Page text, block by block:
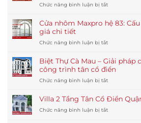
Chức năng bình luận bị tắtở
pháp
cho
trình
biển
–
Maxpro
muối
Cửa nhôm Maxpro hệ 83:
giá chi tiết
Chức năng bình luận bị tắtở
nhôm
Maxpro
hệ
83:
tạo,
điểm,
Biệt Thự Cà Mau – Giải pháp
công trình tân cổ điển
Chức năng bình luận bị tắtở
Thự
Cà
Mau
Villa 2 Tầng Tân Cổ Điển
Chức năng bình luận bị tắtở